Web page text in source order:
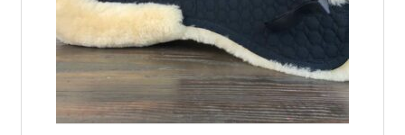
RATSASTAJALLE
HIRVENNAHKA
LAHJAKORTTI